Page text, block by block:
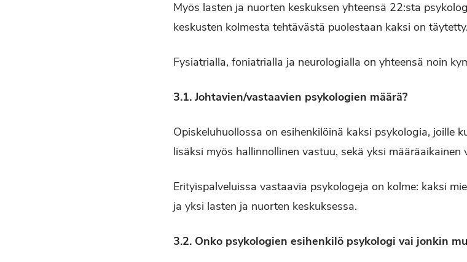
Myös lasten ja nuorten keskuksen yhteensä 22:sta
keskusten kolmesta tehtävästä puolestaan kaksi on täytetty.
Fysiatrialla, foniatrialla ja neurologialla on yhteensä noin
3.1. Johtavien/vastaavien psykologien määrä?
Opiskeluhuollossa on esihenkilöinä kaksi psykologia, joille
lisäksi myös hallinnollinen vastuu, sekä yksi määräaikainen
Erityispalveluissa vastaavia psykologeja on kolme: kaksi
ja yksi lasten ja nuorten keskuksessa.
3.2. Onko psykologien esihenkilö psykologi vai jonkin